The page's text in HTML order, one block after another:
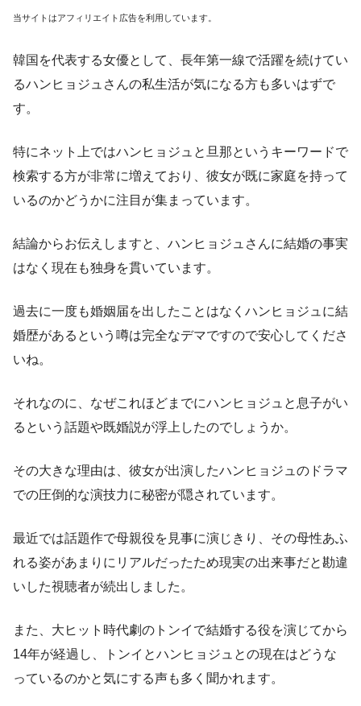
当サイトはアフィリエイト広告を利用しています。
韓国を代表する女優として、長年第一線で活躍を続けてい
るハンヒョジュさんの私生活が気になる方も多いはずで
す。
特にネット上ではハンヒョジュと旦那というキーワードで
検索する方が非常に増えており、彼女が既に家庭を持って
いるのかどうかに注目が集まっています。
結論からお伝えしますと、ハンヒョジュさんに結婚の事実
はなく現在も独身を貫いています。
過去に一度も婚姻届を出したことはなくハンヒョジュに結
婚歴があるという噂は完全なデマですので安心してくださ
いね。
それなのに、なぜこれほどまでにハンヒョジュと息子がい
るという話題や既婚説が浮上したのでしょうか。
その大きな理由は、彼女が出演したハンヒョジュのドラマ
での圧倒的な演技力に秘密が隠されています。
最近では話題作で母親役を見事に演じきり、その母性あふ
れる姿があまりにリアルだったため現実の出来事だと勘違
いした視聴者が続出しました。
また、大ヒット時代劇のトンイで結婚する役を演じてから
14年が経過し、トンイとハンヒョジュとの現在はどうな
っているのかと気にする声も多く聞かれます。